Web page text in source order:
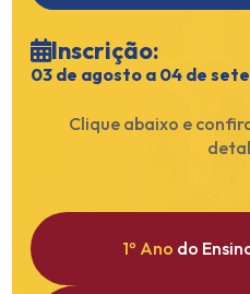
Inscrição:
03 de agosto a 04 de
Clique abaixo e
1º Ano do